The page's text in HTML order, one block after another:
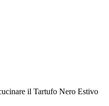
il Tartufo Nero Estivo